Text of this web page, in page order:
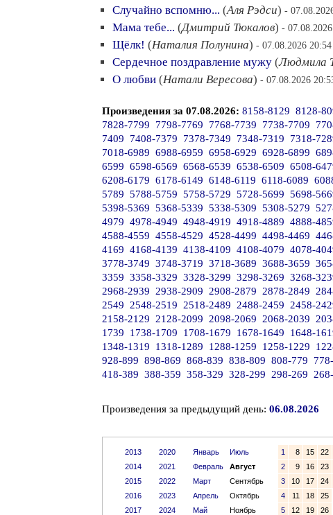
Случайно вспомню... (Аля Рэдси) -
Мама тебе... (Дмитрий Тюкалов) -
Щёлк! (Наталия Полунина) - 07.08.2026 20:54
Сердечное поздравление мужу (Людмила
О любви (Натали Вересова) - 07.08.2026
Произведения за 07.08.2026: 8158-8129 8128-
7828-7799
7798-7769 7768-7739 7738-7709
7409
7408-7379 7378-7349 7348-7319 7318-
7018-6989 6988-6959 6958-6929 6928-6899
6599 6598-6569 6568-6539 6538-6509 6508-
6208-6179 6178-6149 6148-6119 6118-6089
5789 5788-5759 5758-5729 5728-5699 5698-
5398-5369 5368-5339 5338-5309 5308-5279
4979 4978-4949 4948-4919 4918-4889 4888-
4588-4559 4558-4529 4528-4499 4498-4469
4169 4168-4139 4138-4109 4108-4079 4078-
3778-3749 3748-3719 3718-3689 3688-3659
3359 3358-3329 3328-3299 3298-3269 3268-
2968-2939
2938-2909 2908-2879 2878-2849
2549
2548-2519 2518-2489 2488-2459 2458-
2158-2129
2128-2099 2098-2069 2068-2039
1739
1738-1709 1708-1679 1678-1649 1648-
1348-1319
1318-1289 1288-1259 1258-1229
928-899 898-869 868-839 838-809 808-779
418-389 388-359 358-329 328-299 298-269
Произведения за предыдущий день: 06.08.2026
2013
2014
2015
2016
2017
2020
2021
2022
2023
2024
Январь
Июль
Февраль
Август
Март
Сентябрь
Апрель
Октябрь
Май
Ноябрь
1 8 15 22
2
9 16 23
3
10 17 24
4
11 18
25
5
12 19 26